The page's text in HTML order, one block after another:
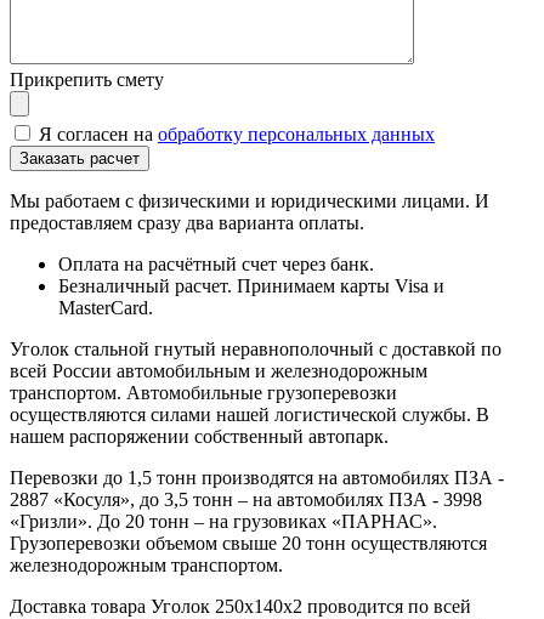
Прикрепить смету
Я согласен на обработку персональных данных
Мы работаем с физическими и юридическими лицами. И
предоставляем сразу два варианта оплаты.
Оплата на расчётный счет через банк.
Безналичный расчет. Принимаем карты Visa и
MasterCard.
Уголок стальной гнутый неравнополочный с доставкой по
всей России автомобильным и железнодорожным
транспортом. Автомобильные грузоперевозки
осуществляются силами нашей логистической службы. В
нашем распоряжении собственный автопарк.
Перевозки до 1,5 тонн производятся на автомобилях ПЗА -
2887 «Косуля», до 3,5 тонн – на автомобилях ПЗА - 3998
«Гризли». До 20 тонн – на грузовиках «ПАРНАС».
Грузоперевозки объемом свыше 20 тонн осуществляются
железнодорожным транспортом.
Доставка товара Уголок 250х140х2 проводится по всей